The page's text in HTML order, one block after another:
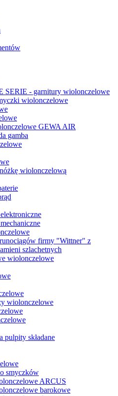
- garnitury wiolonczelowe
wiolonczelowe
GEWA AIR
gamba
wiolonczelową
firmy "Wittner" z
szlachetnych
wiolonczelowe
wiolonczelowe
pulpity składane
smyczków
ARCUS
barokowe